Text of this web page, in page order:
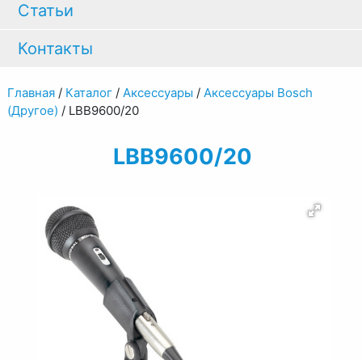
Статьи
Контакты
Главная/ Каталог/ Аксессуары / Аксессуары Bosch
(Другое) / LBB9600/20
LBB9600/20